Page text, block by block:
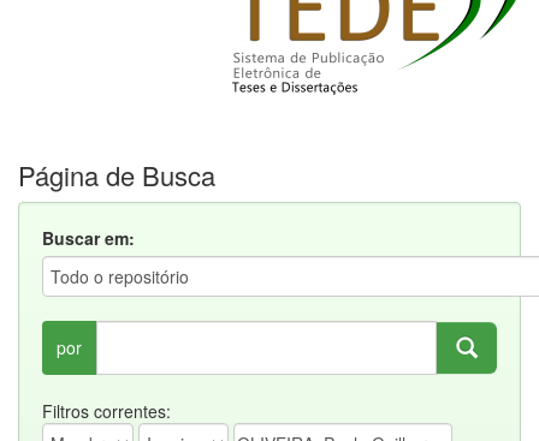
Página de Busca
Buscar em:
por
Filtros correntes: